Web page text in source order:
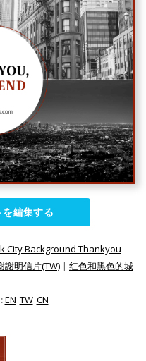
編集する
City Background Thankyou
謝明信片(TW) | 红色和黑色的城
EN TW CN